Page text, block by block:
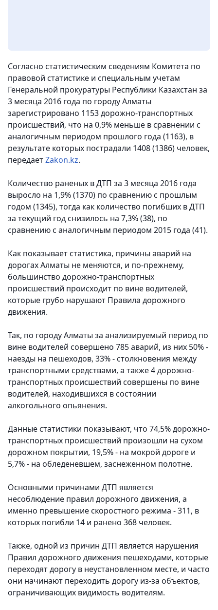
Согласно статистическим сведениям Комитета по
правовой статистике и специальным учетам
Генеральной прокуратуры Республики Казахстан за
3 месяца 2016 года по городу Алматы
зарегистрировано 1153 дорожно-транспортных
происшествий, что на 0,9% меньше в сравнении с
аналогичным периодом прошлого года (1163), в
результате которых пострадали 1408 (1386) человек,
передаетZakon.kz.
Количество раненых в ДТП за 3 месяца 2016 года
выросло на 1,9% (1370) по сравнению с прошлым
годом (1345), тогда как количество погибших в ДТП
за текущий год снизилось на 7,3% (38), по
сравнению с аналогичным периодом 2015 года (41).
Как показывает статистика, причины аварий на
дорогах Алматы не меняются, и по-прежнему,
большинство дорожно-транспортных
происшествий происходит по вине водителей,
которые грубо нарушают Правила дорожного
движения.
Так, по городу Алматы за анализируемый период по
вине водителей совершено 785 аварий, из них 50% -
наезды на пешеходов, 33% - столкновения между
транспортными средствами, а также 4 дорожно-
транспортных происшествий совершены по вине
водителей, находившихся в состоянии
алкогольного опьянения.
Данные статистики показывают, что 74,5% дорожно-
транспортных происшествий произошли на сухом
дорожном покрытии, 19,5% - на мокрой дороге и
5,7% - на обледеневшем, заснеженном полотне.
Основными причинами ДТП является
несоблюдение правил дорожного движения, а
именно превышение скоростного режима - 311, в
которых погибли 14 и ранено 368 человек.
Также, одной из причин ДТП является нарушения
Правил дорожного движения пешеходами, которые
переходят дорогу в неустановленном месте, и часто
они начинают переходить дорогу из-за объектов,
ограничивающих видимость водителям.